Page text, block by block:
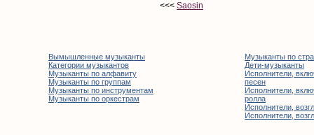
<<< Saosin
Вымышленные музыканты
Категории музыкантов
Музыканты по алфавиту
Музыканты по группам
Музыканты по инструментам
Музыканты по оркестрам
Музыканты по
Дети-музыканты
Исполнители,
песен
Исполнители,
ролла
Исполнители,
Исполнители,